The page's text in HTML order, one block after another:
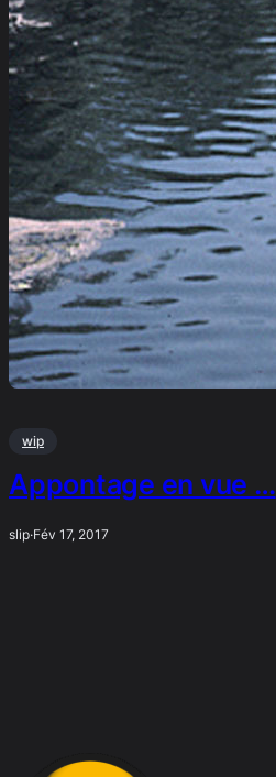
wip
Appontage en vue …
slip·Fév 17, 2017